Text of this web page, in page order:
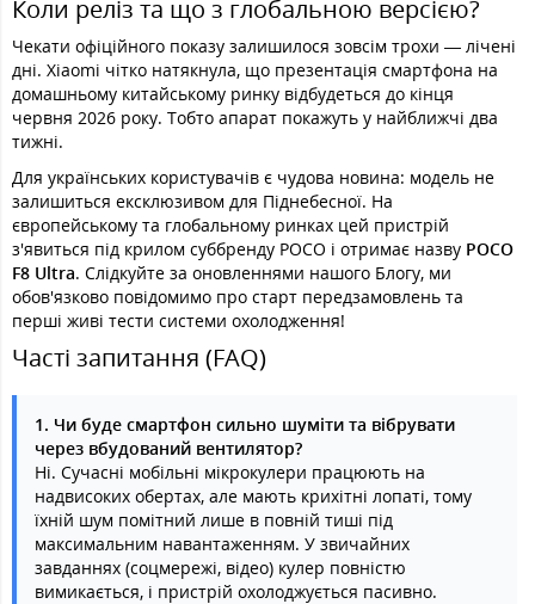
Коли реліз та що з глобальною версією?
Чекати офіційного показу залишилося зовсім трохи — лічені
дні. Xiaomi чітко натякнула, що презентація смартфона на
домашньому китайському ринку відбудеться до кінця
червня 2026 року. Тобто апарат покажуть у найближчі два
тижні.
Для українських користувачів є чудова новина: модель не
залишиться ексклюзивом для Піднебесної. На
європейському та глобальному ринках цей пристрій
з'явиться під крилом суббренду POCO і отримає назву POCO
F8 Ultra. Слідкуйте за оновленнями нашого Блогу, ми
обов'язково повідомимо про старт передзамовлень та
перші живі тести системи охолодження!
Часті запитання (FAQ)
1. Чи буде смартфон сильно шуміти та вібрувати
через вбудований вентилятор?
Ні. Сучасні мобільні мікрокулери працюють на
надвисоких обертах, але мають крихітні лопаті, тому
їхній шум помітний лише в повній тиші під
максимальним навантаженням. У звичайних
завданнях (соцмережі, відео) кулер повністю
вимикається, і пристрій охолоджується пасивно.